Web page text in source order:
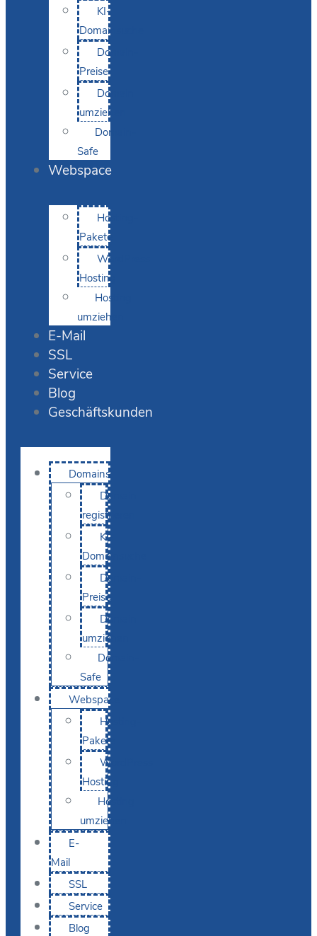
KI-
Domainsuche
Domain-
Preise
Domain
umziehen
Domain-
Safe
Webspace
Hosting-
Pakete
WordPress
Hosting
Hosting
umziehen
E-Mail
SSL
Service
Blog
Geschäftskunden
Domains
Domain
registrieren
KI-
Domainsuche
Domain-
Preise
Domain
umziehen
Domain-
Safe
Webspace
Hosting-
Pakete
WordPress
Hosting
Hosting
umziehen
E-
Mail
SSL
Service
Blog